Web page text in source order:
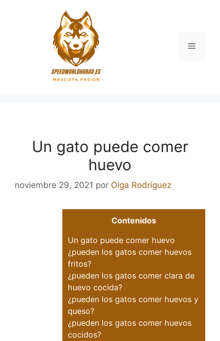
Menú
Un gato puede comer
huevo
noviembre 29, 2021 por Olga Rodríguez
Contenidos
Un gato puede comer huevo
¿pueden los gatos comer huevos
fritos?
¿pueden los gatos comer clara de
huevo cocida?
¿pueden los gatos comer huevos y
queso?
¿pueden los gatos comer huevos
cocidos?